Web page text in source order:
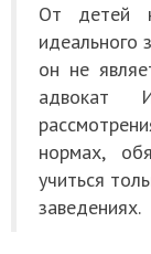
От детей
идеального
он не
адвокат
нормах,
учиться
заведениях.